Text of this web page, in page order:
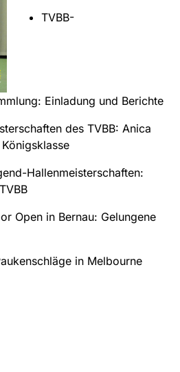
TVBB-
Einladung und Berichte
des TVBB: Anica
Hallenmeisterschaften:
Open in Bernau: Gelungene
in Melbourne